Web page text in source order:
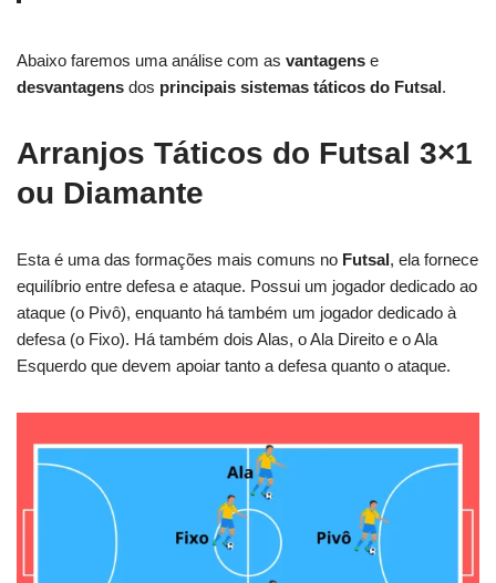
Abaixo faremos uma análise com as vantagens e
desvantagens dos principais sistemas táticos do Futsal.
Arranjos Táticos do Futsal 3×1
ou Diamante
Esta é uma das formações mais comuns no Futsal, ela fornece
equilíbrio entre defesa e ataque. Possui um jogador dedicado ao
ataque (o Pivô), enquanto há também um jogador dedicado à
defesa (o Fixo). Há também dois Alas, o Ala Direito e o Ala
Esquerdo que devem apoiar tanto a defesa quanto o ataque.